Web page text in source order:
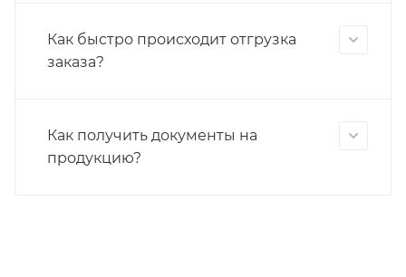
Как быстро происходит отгрузка
заказа?
Как получить документы на
продукцию?